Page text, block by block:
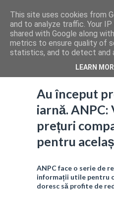
Au început
iarnă. ANPC:
prețuri
pentru
ANPC face o serie de
informații utile pentru
doresc să profite de
This site uses cookies from
and to analyze traffic. Your
shared with Google along
metrics to ensure quality of
statistics, and to detect and
LEARN